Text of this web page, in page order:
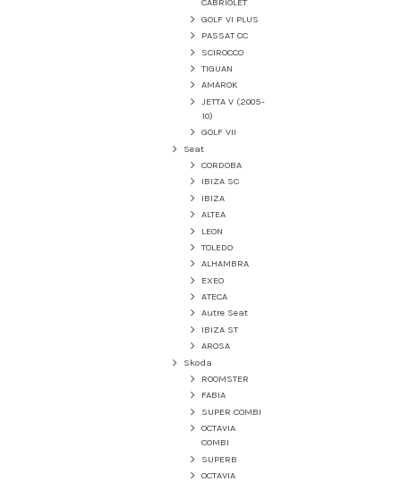
CABRIOLET
GOLF VI PLUS
PASSAT CC
SCIROCCO
TIGUAN
AMAROK
JETTA V (2005-
10)
GOLF VII
Seat
CORDOBA
IBIZA SC
IBIZA
ALTEA
LEON
TOLEDO
ALHAMBRA
EXEO
ATECA
Autre Seat
IBIZA ST
AROSA
Skoda
ROOMSTER
FABIA
SUPER COMBI
OCTAVIA
COMBI
SUPERB
OCTAVIA